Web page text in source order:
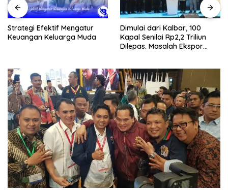
Strategi Efektif Mengatur
Keuangan Keluarga Muda
Dimulai dari Kalbar, 100
Kapal Senilai Rp2,2 Triliun
Dilepas. Masalah Ekspor